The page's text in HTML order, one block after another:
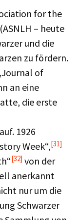
for the
– heute
und die
zu fördern.
of
an eine
die erste
1926
Week“,[31]
[32] von der
anerkannt
nur um die
Schwarzer